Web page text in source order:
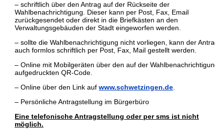
– schriftlich über den Antrag auf der Rückseite der
Wahlbenachrichtigung. Dieser kann per Post, Fax, Email
zurückgesendet oder direkt in die Briefkästen an den
Verwaltungsgebäuden der Stadt eingeworfen werden.
– sollte die Wahlbenachrichtigung nicht vorliegen, kann der Antrag
auch formlos schriftlich per Post, Fax, Mail gestellt werden.
– Online mit Mobilgeräten über den auf der Wahlbenachrichtigung
aufgedruckten QR-Code.
– Online über den Link auf www.schwetzingen.de.
– Persönliche Antragstellung im Bürgerbüro
Eine telefonische Antragstellung oder per sms ist nicht
möglich.